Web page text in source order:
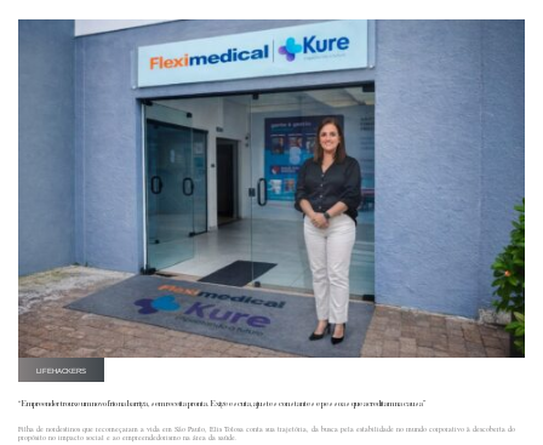
LIFEHACKERS
“Empreender trouxe um novo frio na barriga, sem receita pronta. Exige escuta, ajustes constantes e pessoas que acreditam na causa”
Filha de nordestinos que recomeçaram a vida em São Paulo, Elis Tolosa conta sua trajetória, da busca pela estabilidade no mundo corporativo à descoberta do
propósito no impacto social e ao empreendedorismo na área da saúde.